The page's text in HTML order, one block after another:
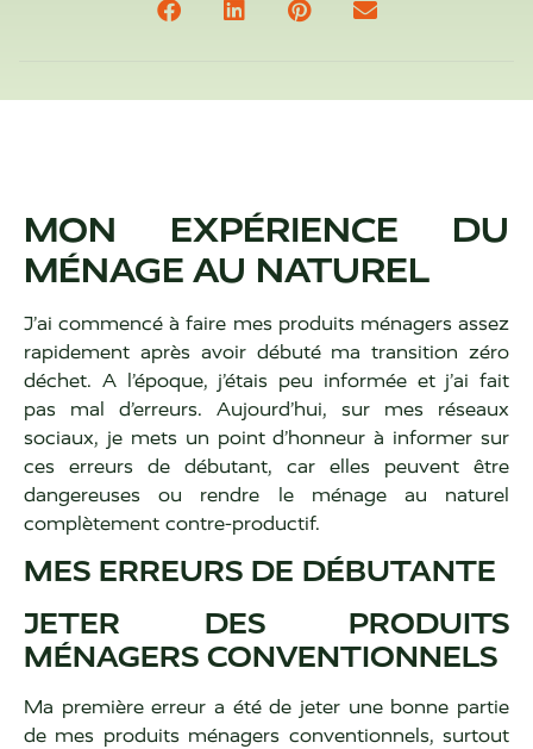
MON EXPÉRIENCE DU
MÉNAGE AU NATUREL
J’ai commencé à faire mes produits ménagers assez
rapidement après avoir débuté ma transition zéro
déchet. A l’époque, j’étais peu informée et j’ai fait
pas mal d’erreurs. Aujourd’hui, sur mes réseaux
sociaux, je mets un point d’honneur à informer sur
ces erreurs de débutant, car elles peuvent être
dangereuses ou rendre le ménage au naturel
complètement contre-productif.
MES ERREURS DE DÉBUTANTE
JETER DES PRODUITS
MÉNAGERS CONVENTIONNELS
Ma première erreur a été de jeter une bonne partie
de mes produits ménagers conventionnels, surtout